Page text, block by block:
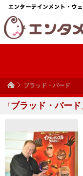
ブラッド・バード
「ブラッド・バード